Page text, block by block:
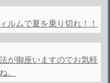
ルムで夏を乗り切れ！！
が御座いますのでお気軽
。